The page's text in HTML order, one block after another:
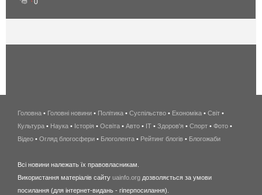
0
беспроводной
интернет
киев
wimax
Головна • Головні новини • Політика • Суспільство • Економіка • Світ •
Культура • Наука • Історія • Освіта • Авто • IT • Здоров'я • Спорт • Фото •
Відео • Огляд блогосфери • Блоголента • Рейтинг блогів • Блогожаби
Всі новини належать їх правовласникам.
Використання матеріалів сайту uainfo.org дозволяється за умови
посилання (для інтернет-видань - гіперпосилання).